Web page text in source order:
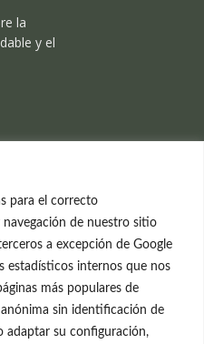
para el correcto
de nuestro sitio
a excepción de Google
estadísticos internos que nos
más populares de
sin identificación de
adaptar su configuración,
la
y el